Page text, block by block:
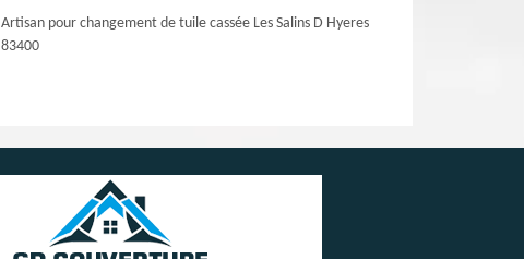
Artisan pour changement de tuile cassée Les Salins D Hyeres
83400